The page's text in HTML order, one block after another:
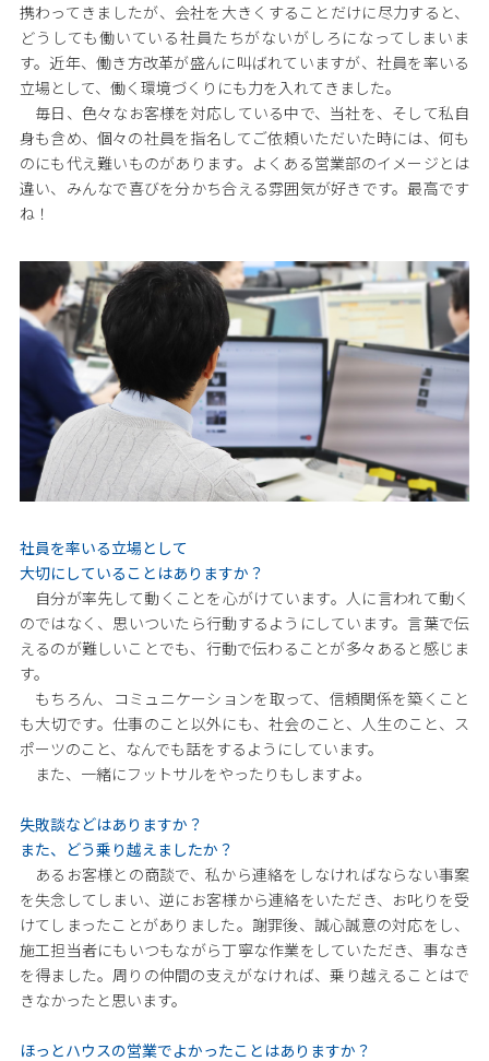
携わってきましたが、会社を大きくすることだけに尽力すると、
どうしても働いている社員たちがないがしろになってしまいま
す。近年、働き方改革が盛んに叫ばれていますが、社員を率いる
立場として、働く環境づくりにも力を入れてきました。
毎日、色々なお客様を対応している中で、当社を、そして私自
身も含め、個々の社員を指名してご依頼いただいた時には、何も
のにも代え難いものがあります。よくある営業部のイメージとは
違い、みんなで喜びを分かち合える雰囲気が好きです。最高です
ね！
社員を率いる立場として
大切にしていることはありますか？
自分が率先して動くことを心がけています。人に言われて動く
のではなく、思いついたら行動するようにしています。言葉で伝
えるのが難しいことでも、行動で伝わることが多々あると感じま
す。
もちろん、コミュニケーションを取って、信頼関係を築くこと
も大切です。仕事のこと以外にも、社会のこと、人生のこと、ス
ポーツのこと、なんでも話をするようにしています。
また、一緒にフットサルをやったりもしますよ。
失敗談などはありますか？
また、どう乗り越えましたか？
あるお客様との商談で、私から連絡をしなければならない事案
を失念してしまい、逆にお客様から連絡をいただき、お叱りを受
けてしまったことがありました。謝罪後、誠心誠意の対応をし、
施工担当者にもいつもながら丁寧な作業をしていただき、事なき
を得ました。周りの仲間の支えがなければ、乗り越えることはで
きなかったと思います。
ほっとハウスの営業でよかったことはありますか？